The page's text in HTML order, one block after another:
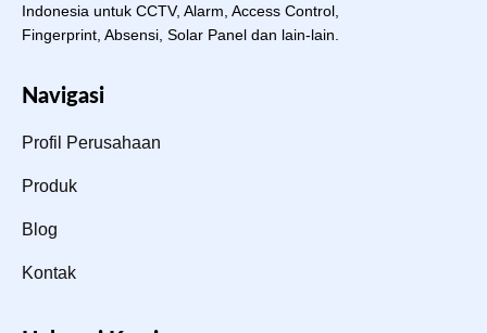
Indonesia untuk CCTV, Alarm, Access Control,
Fingerprint, Absensi, Solar Panel dan lain-lain.
Navigasi
Profil Perusahaan
Produk
Blog
Kontak